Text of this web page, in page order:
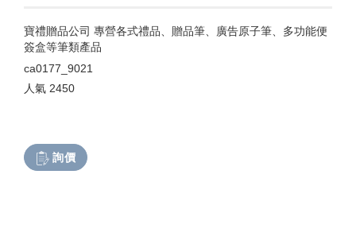
寶禮贈品公司 專營各式禮品、贈品筆、廣告原子筆、多功能便
簽盒等筆類產品
ca0177_9021
人氣 2450
詢價